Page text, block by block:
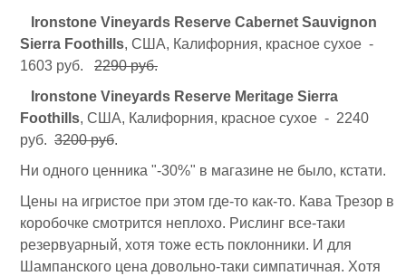
Ironstone Vineyards Reserve Cabernet Sauvignon
Sierra Foothills, США, Калифорния, красное сухое -
1603 руб. 2290 руб.
Ironstone Vineyards Reserve Meritage Sierra
Foothills, США, Калифорния, красное сухое - 2240
руб. 3200 руб.
Ни одного ценника "-30%" в магазине не было, кстати.
Цены на игристое при этом где-то как-то. Кава Трезор в
коробочке смотрится неплохо. Рислинг все-таки
резервуарный, хотя тоже есть поклонники. И для
Шампанского цена довольно-таки симпатичная. Хотя